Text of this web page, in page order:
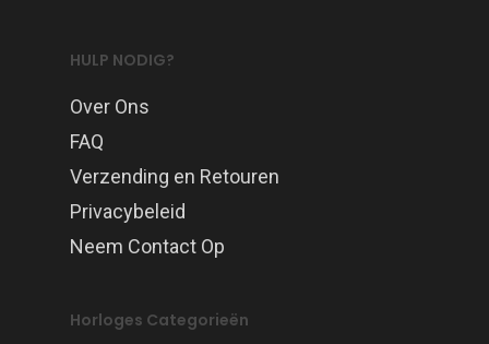
HULP NODIG?
Over Ons
FAQ
Verzending en Retouren
Privacybeleid
Neem Contact Op
Horloges Categorieën